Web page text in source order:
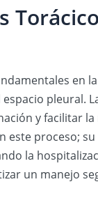
en
pleural.
y facilitar
proceso;
la
un manejo